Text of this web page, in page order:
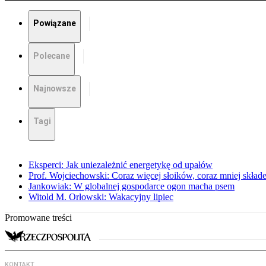
Powiązane
Polecane
Najnowsze
Tagi
Eksperci: Jak uniezależnić energetykę od upałów
Prof. Wojciechowski: Coraz więcej słoików, coraz mniej
Jankowiak: W globalnej gospodarce ogon macha psem
Witold M. Orłowski: Wakacyjny lipiec
Promowane treści